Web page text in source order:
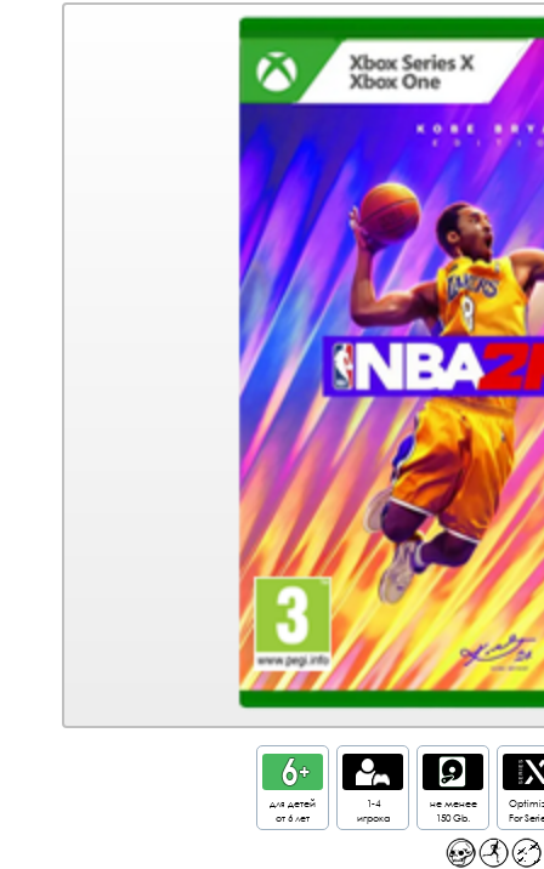
для детей
от 6 лет
1-4
игрока
не менее
150 Gb.
For